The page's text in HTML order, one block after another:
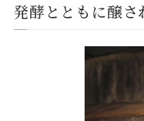
発酵とともに醸さ